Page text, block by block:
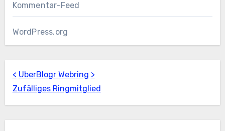
Kommentar-Feed
WordPress.org
< UberBlogr Webring >
Zufälliges Ringmitglied